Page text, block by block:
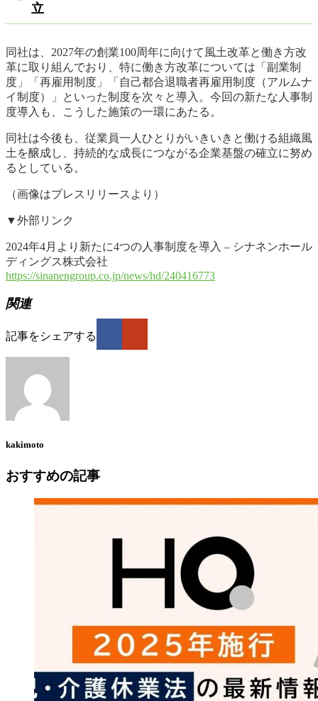
立
同社は、2027年の創業100周年に向けて風土改革と働き方改
革に取り組んでおり、特に働き方改革については「副業制
度」「再雇用制度」「自己都合退職者再雇用制度（アルムナ
イ制度）」といった制度を次々と導入。今回の新たな人事制
度導入も、こうした施策の一環にあたる。
同社は今後も、従業員一人ひとりがいきいきと働ける組織風
土を醸成し、持続的な成長につながる企業基盤の確立に努め
るとしている。
（画像はプレスリリースより）
▼外部リンク
2024年4月より新たに4つの人事制度を導入 – シナネンホール
ディングス株式会社
https://sinanengroup.co.jp/news/hd/240416773
関連
記事をシェアする
kakimoto
おすすめの記事